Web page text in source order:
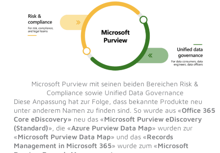
Microsoft Purview mit seinen beiden Bereichen Risk &
Compliance sowie Unified Data Governance
Diese Anpassung hat zur Folge, dass bekannte Produkte neu
unter anderem Namen zu finden sind. So wurde aus «Office 365
Core eDiscovery» neu das «Microsoft Purview eDiscovery
(Standard)», die «Azure Purview Data Map» wurden zur
«Microsoft Purview Data Map» und das «Records
Management in Microsoft 365» wurde zum «Microsoft